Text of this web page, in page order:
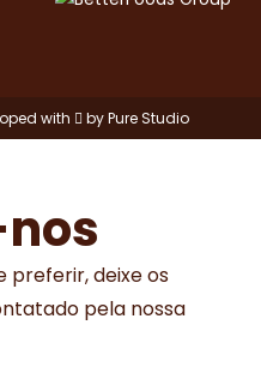
with byPure Studio
preferir, deixe os
pela nossa